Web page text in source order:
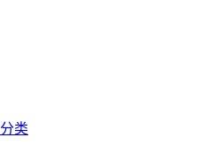
分类